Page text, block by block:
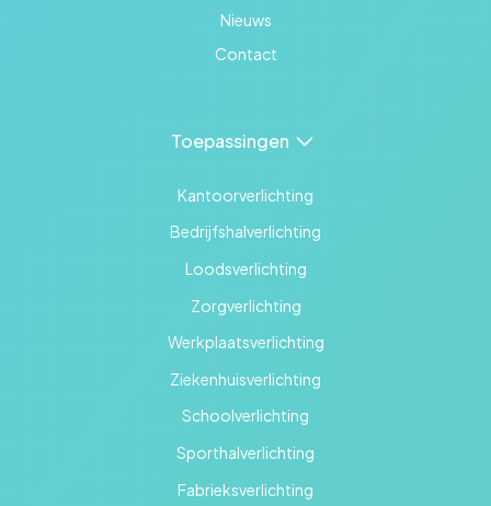
Nieuws
Contact
Toepassingen
Kantoorverlichting
Bedrijfshalverlichting
Loodsverlichting
Zorgverlichting
Werkplaatsverlichting
Ziekenhuisverlichting
Schoolverlichting
Sporthalverlichting
Fabrieksverlichting